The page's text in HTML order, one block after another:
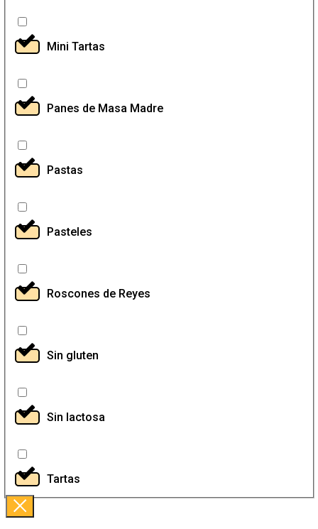
Mini Tartas
Panes de Masa Madre
Pastas
Pasteles
Roscones de Reyes
Sin gluten
Sin lactosa
Tartas